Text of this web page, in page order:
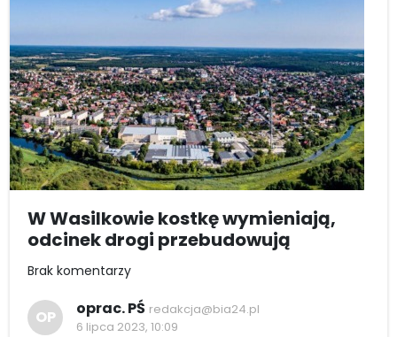
W Wasilkowie kostkę wymieniają,
odcinek drogi przebudowują
Brak komentarzy
OP oprac. PŚ redakcja@bia24.pl
6 lipca 2023, 10:09